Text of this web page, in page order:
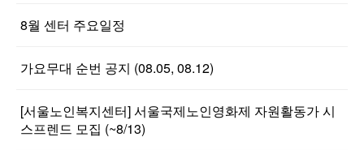
8월 센터 주요일정
가요무대 순번 공지 (08.05, 08.12)
[서울노인복지센터] 서울국제노인영화제 자원활동가 시
스프렌드 모집 (~8/13)